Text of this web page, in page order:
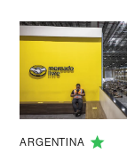
ARGENTINA